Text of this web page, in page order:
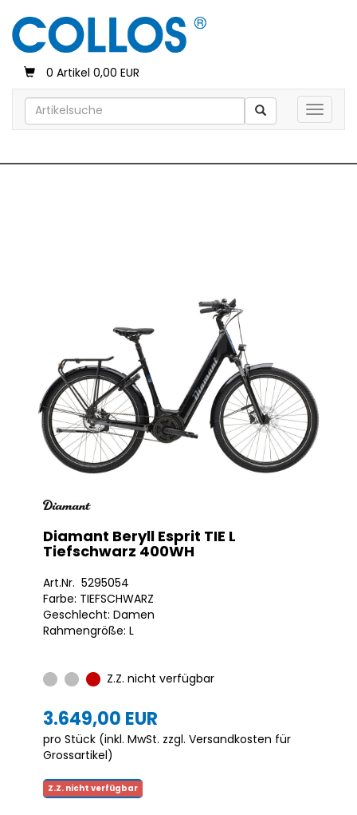
0 Artikel 0,00 EUR
Toggle
Diamant Beryll Esprit TIE L
Tiefschwarz 400WH
Art.Nr. 5295054
Farbe: TIEFSCHWARZ
Geschlecht: Damen
Rahmengröße: L
Z.Z. nicht verfügbar
3.649,00 EUR
pro Stück (inkl. MwSt. zzgl. Versandkosten für
Grossartikel)
Z.Z. nicht verfügbar